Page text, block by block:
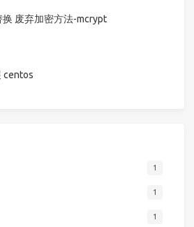
换 废弃加密方法-mcrypt
centos
1
1
1